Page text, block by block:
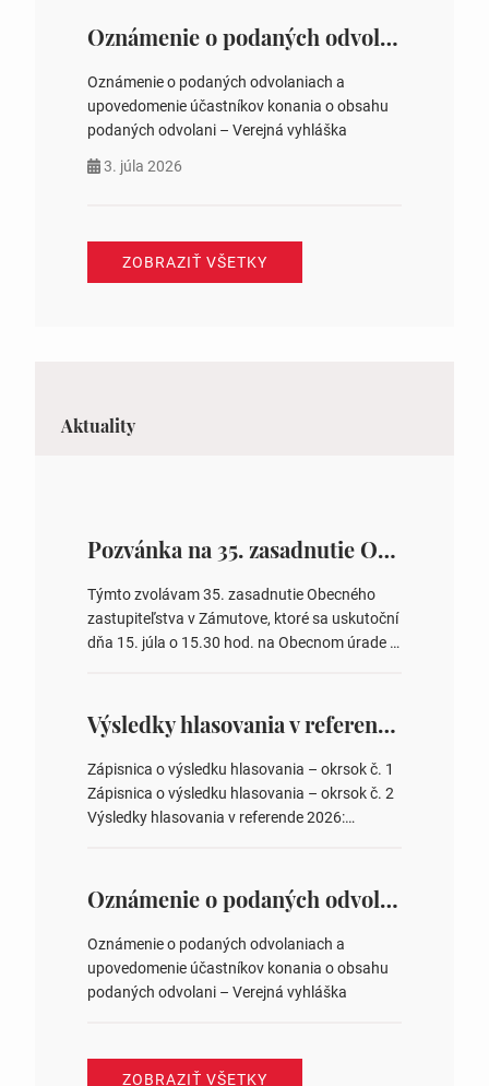
Oznámenie o podaných odvolaniach a upovedomenie účastníkov konania o obsahu podaných odvolani – Verejná vyhláška
Oznámenie o podaných odvolaniach a
upovedomenie účastníkov konania o obsahu
podaných odvolani – Verejná vyhláška
3. júla 2026
ZOBRAZIŤ VŠETKY
Aktuality
Pozvánka na 35. zasadnutie OZ v Zámutove
Týmto zvolávam 35. zasadnutie Obecného
zastupiteľstva v Zámutove, ktoré sa uskutoční
dňa 15. júla o 15.30 hod. na Obecnom úrade v
overovateľov zápisnice 3. Určenie volebných
obvodov pre voľby poslancov obecných
zastupiteľstiev, počtu poslancov obecných
zastupiteľstiev v nich 4. Schválenie odpredaja
obecného pozemku –…
Výsledky hlasovania v referende 2026
Zápisnica o výsledku hlasovania – okrsok č. 1
Zápisnica o výsledku hlasovania – okrsok č. 2
Výsledky hlasovania v referende 2026:
ysledky.html
Oznámenie o podaných odvolaniach a upovedomenie účastníkov konania o obsahu podaných odvolani – Verejná vyhláška
Oznámenie o podaných odvolaniach a
upovedomenie účastníkov konania o obsahu
podaných odvolani – Verejná vyhláška
ZOBRAZIŤ VŠETKY